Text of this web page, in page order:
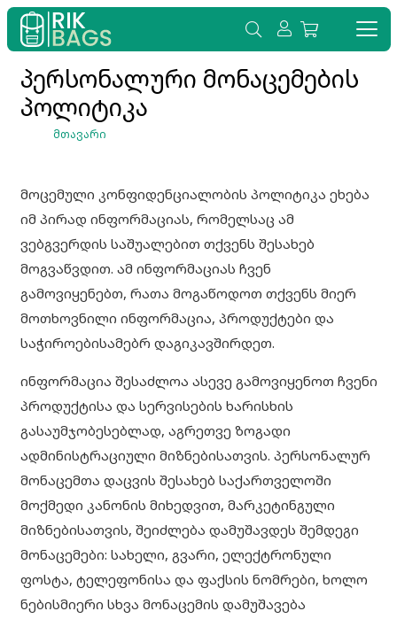
პერსონალური მონაცემების
პოლიტიკა
ᲛᲗᲐᲕᲐᲠᲘ
მოცემული კონფიდენციალობის პოლიტიკა ეხება
იმ პირად ინფორმაციას, რომელსაც ამ
ვებგვერდის საშუალებით თქვენს შესახებ
მოგვაწვდით. ამ ინფორმაციას ჩვენ
გამოვიყენებთ, რათა მოგაწოდოთ თქვენს მიერ
მოთხოვნილი ინფორმაცია, პროდუქტები და
საჭიროებისამებრ დაგიკავშირდეთ.
ინფორმაცია შესაძლოა ასევე გამოვიყენოთ ჩვენი
პროდუქტისა და სერვისების ხარისხის
გასაუმჯობესებლად, აგრეთვე ზოგადი
ადმინისტრაციული მიზნებისათვის. პერსონალურ
მონაცემთა დაცვის შესახებ საქართველოში
მოქმედი კანონის მიხედვით, მარკეტინგული
მიზნებისათვის, შეიძლება დამუშავდეს შემდეგი
მონაცემები: სახელი, გვარი, ელექტრონული
ფოსტა, ტელეფონისა და ფაქსის ნომრები, ხოლო
ნებისმიერი სხვა მონაცემის დამუშავება